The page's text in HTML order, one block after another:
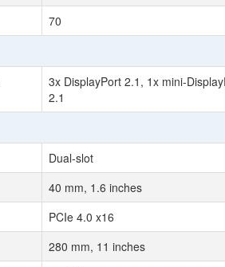
70
3x DisplayPort 2.1, 1x mini-
2.1
Dual-slot
40 mm, 1.6 inches
PCIe 4.0 x16
280 mm, 11 inches